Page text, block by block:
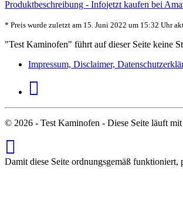
Produktbeschreibung - Infojetzt kaufen bei
* Preis wurde zuletzt am 15. Juni 2022 um 15:32 Uhr
"Test Kaminofen" führt auf dieser Seite keine
Impressum, Disclaimer,
© 2026 - Test Kaminofen - Diese Seite läuft
Damit diese Seite ordnungsgemäß